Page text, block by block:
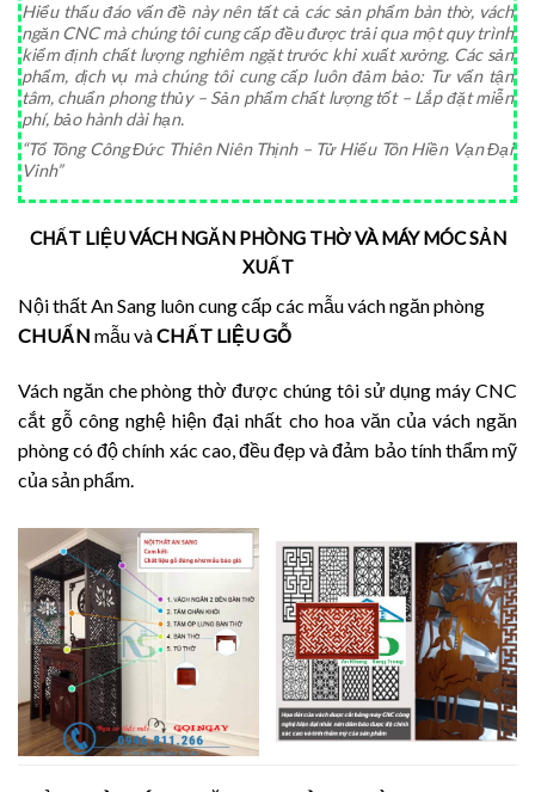
Hiểu thấu đáo vấn đề này nên tất cả các sản phẩm bàn thờ, vách
ngăn CNC mà chúng tôi cung cấp đều được trải qua một quy trình
kiểm định chất lượng nghiêm ngặt trước khi xuất xưởng. Các sản
phẩm, dịch vụ mà chúng tôi cung cấp luôn đảm bảo: Tư vấn tận
tâm, chuẩn phong thủy – Sản phẩm chất lượng tốt – Lắp đặt miễn
phí, bảo hành dài hạn.
“Tổ Tông Công Đức Thiên Niên Thịnh – Tử Hiếu Tôn Hiền Vạn Đại
Vinh”
CHẤT LIỆU VÁCH NGĂN PHÒNG THỜ VÀ MÁY MÓC SẢN
XUẤT
Nội thất An Sang luôn cung cấp các mẫu vách ngăn phòng
CHUẨN mẫu vàCHẤT LIỆU GỖ
Vách ngăn che phòng thờ được chúng tôi sử dụng máy CNC
cắt gỗ công nghệ hiện đại nhất cho hoa văn của vách ngăn
phòng có độ chính xác cao, đều đẹp và đảm bảo tính thẩm mỹ
của sản phẩm.